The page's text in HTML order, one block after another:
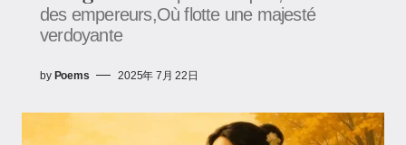
des empereurs,Où flotte une majesté
verdoyante
by Poems 2025年 7月 22日